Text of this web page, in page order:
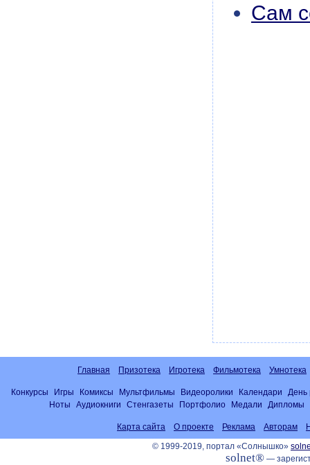
Сам
Главная Призотека Игротека Фильмотека Умнотека
Конкурсы Игры Комиксы Мультфильмы Видеоролики Календари
День
Ноты
Аудиокниги Стенгазеты Портфолио Медали Дипломы
Карта сайта О проекте Реклама Авторам
© 1999-2019, портал «Солнышко»
solnet®—